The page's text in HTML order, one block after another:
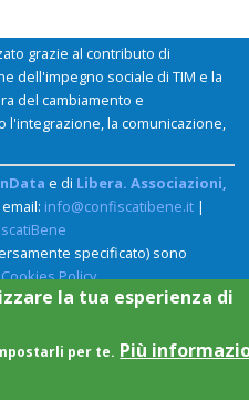
grazie al contributo di
dell'impegno sociale di TIM e la
del cambiamento e
l'integrazione, la comunicazione,
e di Libera. Associazioni,
info@confiscatibene.it |
specificato) sono
Cookies Policy
la tua esperienza di
per te. Più